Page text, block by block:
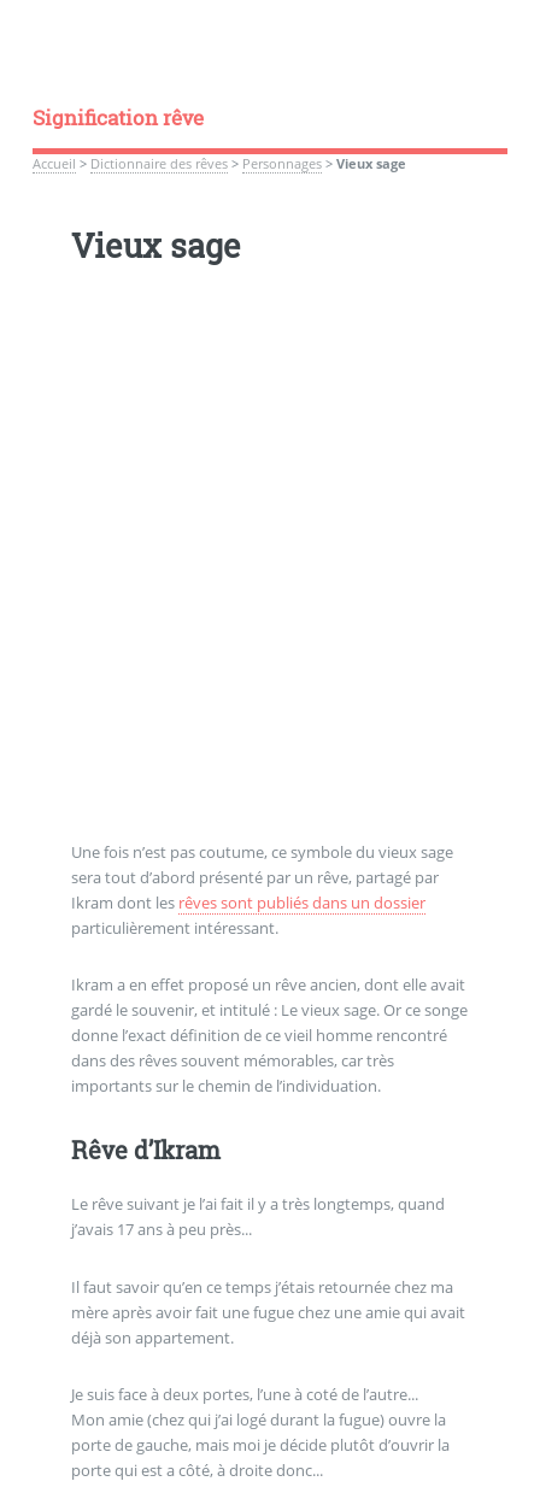
Signification rêve
Accueil > Dictionnaire des rêves> Personnages> Vieux sage
Vieux sage
Une fois n’est pas coutume, ce symbole du vieux sage
sera tout d’abord présenté par un rêve, partagé par
Ikram dont les rêves sont publiés dans un dossier
particulièrement intéressant.
Ikram a en effet proposé un rêve ancien, dont elle avait
gardé le souvenir, et intitulé : Le vieux sage. Or ce songe
donne l’exact définition de ce vieil homme rencontré
dans des rêves souvent mémorables, car très
importants sur le chemin de l’individuation.
Rêve d’Ikram
Le rêve suivant je l’ai fait il y a très longtemps, quand
j’avais 17 ans à peu près...
Il faut savoir qu’en ce temps j’étais retournée chez ma
mère après avoir fait une fugue chez une amie qui avait
déjà son appartement.
Je suis face à deux portes, l’une à coté de l’autre...
Mon amie (chez qui j’ai logé durant la fugue) ouvre la
porte de gauche, mais moi je décide plutôt d’ouvrir la
porte qui est a côté, à droite donc...